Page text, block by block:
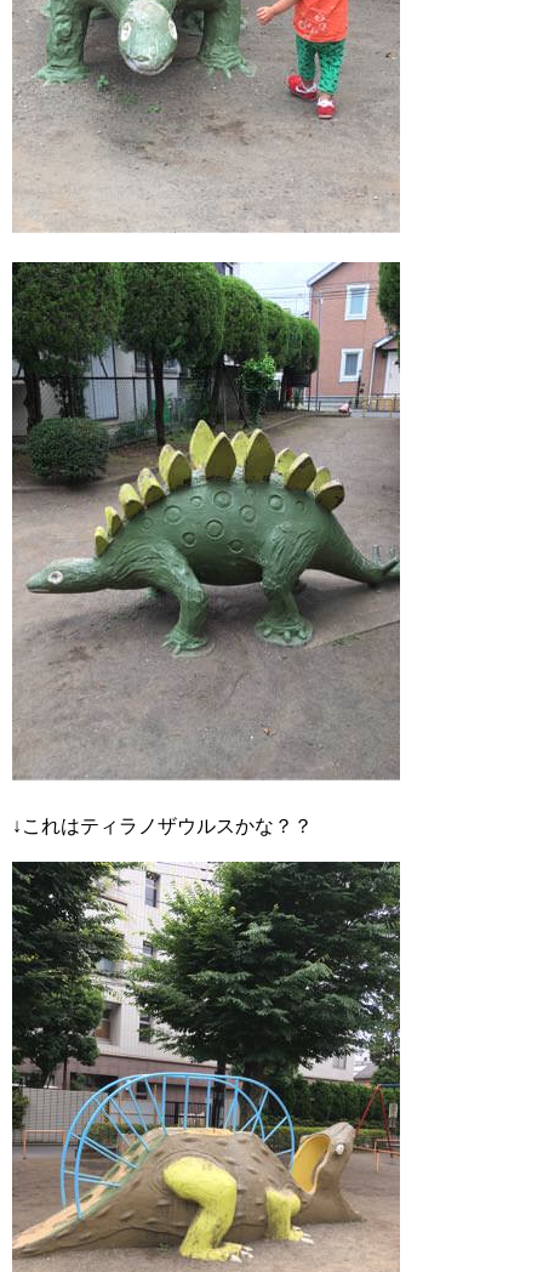
↓これはティラノザウルスかな？？